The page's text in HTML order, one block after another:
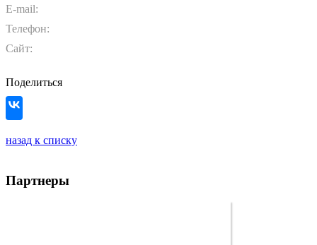
E-mail:
Телефон:
Сайт:
Поделиться
назад к списку
Партнеры